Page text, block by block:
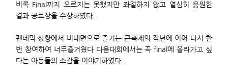
비록 Final까지 오르지는 못했지만 좌절하지 않고 열심히 응원한
결과 공로상을 수상하였다.
펜데믹 상황에서 비대면으로 즐기는 큰축제의 작년에 이어 다시 한
번 참여하여 너무즐거웠다 다음대회에서는 꼭 final에 올라가고 싶
다는 아동들의 소감을 이야기하였다.